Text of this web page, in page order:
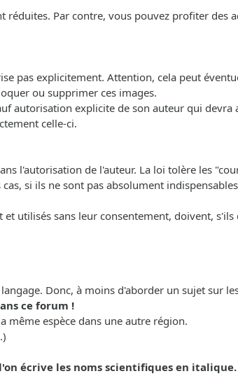
Par contre, vous pouvez profiter des
pas explicitement. Attention, cela peut
ou supprimer ces images.
autorisation explicite de son auteur qui devra
celle-ci.
l'autorisation de l'auteur. La loi tolère les
si ils ne sont pas absolument
utilisés sans leur consentement, doivent,
Donc, à moins d'aborder un sujet sur
ce forum !
même espèce dans une autre région.
écrive les noms scientifiques en italique.